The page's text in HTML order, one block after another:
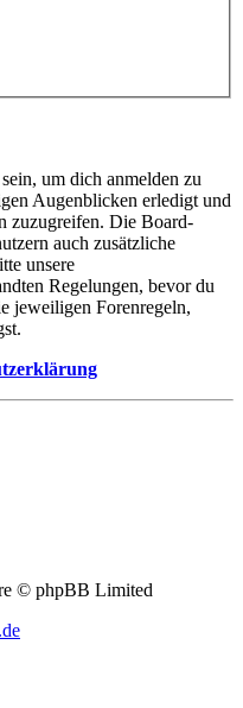
um dich anmelden zu
Augenblicken erledigt und
zuzugreifen. Die Board-
auch zusätzliche
unsere
Regelungen, bevor du
jeweiligen Forenregeln,
© phpBB Limited